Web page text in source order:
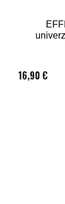
16,90 €